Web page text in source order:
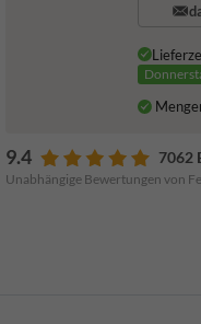
9.4 7062
Unabhängige Bewertungen von